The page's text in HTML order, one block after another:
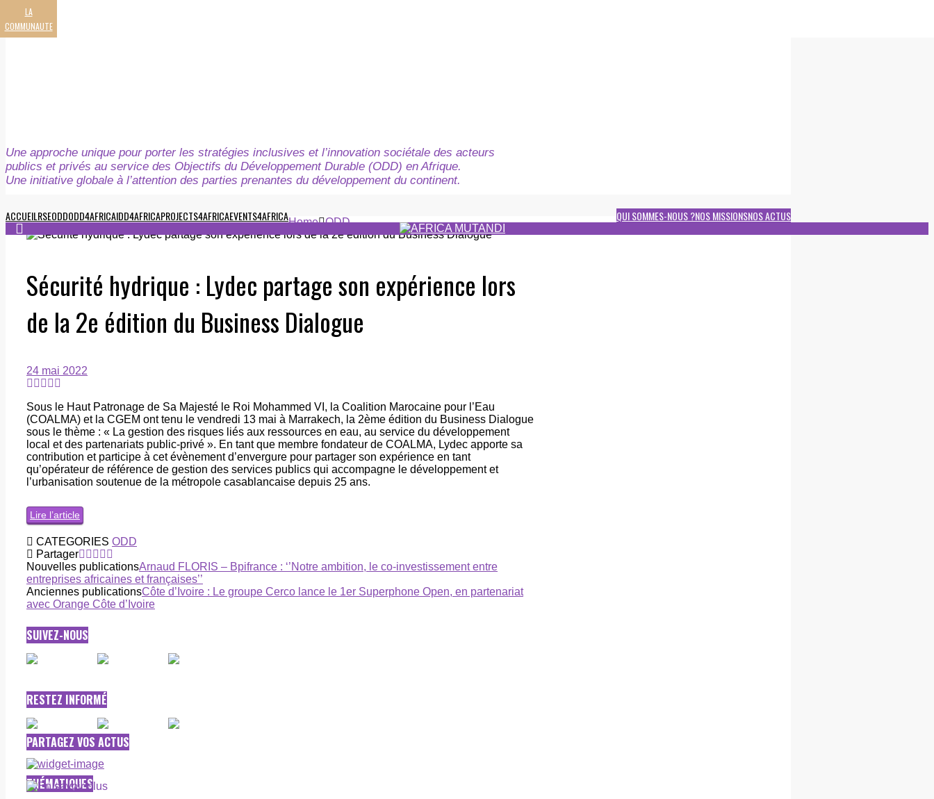
LA
COMMUNAUTE
Une approche unique pour porter les stratégies inclusives et l’innovation sociétale des acteurs
publics et privés au service des Objectifs du Développement Durable (ODD) en Afrique.
Une initiative globale à l’attention des parties prenantes du développement du continent.
ACCUEILRSEODDODD4AFRICAIDD4AFRICAPROJECTS4AFRICAEVENTS4AFRICA NOS ACTUS
NOS MISSIONS
QUI SOMMES-NOUS ?
Home ODD
Sécurité hydrique : Lydec partage son expérience lors
de la 2e édition du Business Dialogue
24 mai 2022
Sous le Haut Patronage de Sa Majesté le Roi Mohammed VI, la Coalition Marocaine pour l’Eau
(COALMA) et la CGEM ont tenu le vendredi 13 mai à Marrakech, la 2ème édition du Business Dialogue
sous le thème : « La gestion des risques liés aux ressources en eau, au service du développement
local et des partenariats public-privé ». En tant que membre fondateur de COALMA, Lydec apporte sa
contribution et participe à cet évènement d’envergure pour partager son expérience en tant
qu’opérateur de référence de gestion des services publics qui accompagne le développement et
l’urbanisation soutenue de la métropole casablancaise depuis 25 ans.
Lire l’article
CATEGORIES ODD
Partager
Nouvelles publicationsArnaud FLORIS – Bpifrance : ‘’Notre ambition, le co-investissement entre
entreprises africaines et françaises’’
Anciennes publicationsCôte d’Ivoire : Le groupe Cerco lance le 1er Superphone Open, en partenariat
avec Orange Côte d’Ivoire
SUIVEZ-NOUS
RESTEZ INFORMÉ
PARTAGEZ VOS ACTUS
THÉMATIQUES